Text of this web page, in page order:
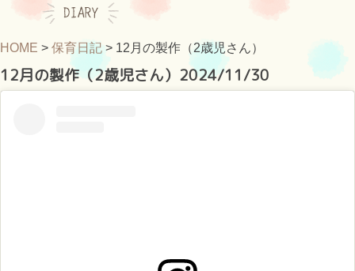
HOME > 保育日記 > 12月の製作（2歳児さん）
12月の製作（2歳児さん） 2024/11/30